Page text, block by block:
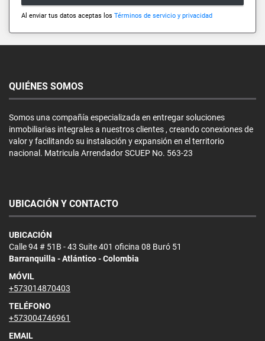
Al enviar tus datos aceptas los Términos de servicio y privacidad
QUIÉNES SOMOS
Somos una compañía especializada en entregar soluciones
inmobiliarias integrales a nuestros clientes , creando conexiones de
valor y facilitando su instalación y expansión en el territorio
nacional. Matricula Arrendador SCUEP No. 563-23
UBICACIÓN Y CONTACTO
UBICACIÓN
Calle 94 # 51B - 43 Suite 401 oficina 08 Buró 51
Barranquilla - Atlántico - Colombia
MÓVIL
+573014870403
TELÉFONO
+573004746961
EMAIL